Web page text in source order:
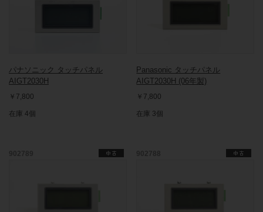
パナソニック タッチパネル
AIGT2030H
￥7,800
在庫 4個
Panasonic タッチパネル
AIGT2030H (06年製)
￥7,800
在庫 3個